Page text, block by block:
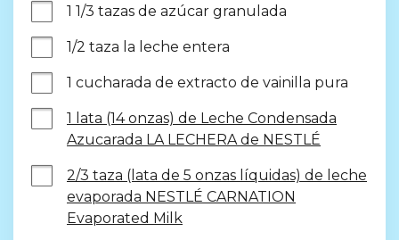
1 1/3 tazas de azúcar granulada
1/2 taza la leche entera
1 cucharada de extracto de vainilla pura
1 lata (14 onzas) de Leche Condensada
Azucarada LA LECHERA de NESTLÉ
2/3 taza (lata de 5 onzas líquidas) de leche
evaporada NESTLÉ CARNATION
Evaporated Milk